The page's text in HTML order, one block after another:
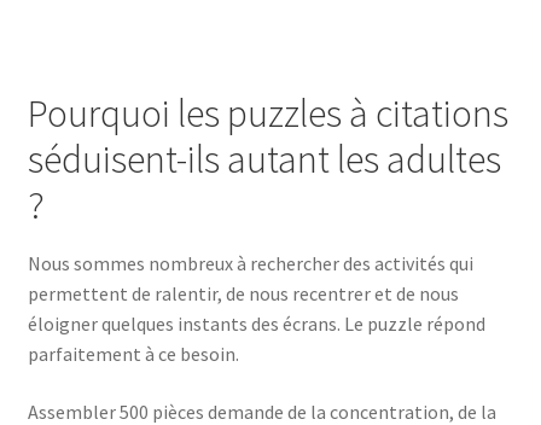
Pourquoi les puzzles à citations
séduisent-ils autant les adultes
?
Nous sommes nombreux à rechercher des activités qui
permettent de ralentir, de nous recentrer et de nous
éloigner quelques instants des écrans. Le puzzle répond
parfaitement à ce besoin.
Assembler 500 pièces demande de la concentration, de la